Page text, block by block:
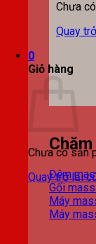
Chưa
Quay
0
Giỏ hàng
Chưa có sản
Quay trở lại
Đệm
Gối
Máy
Máy